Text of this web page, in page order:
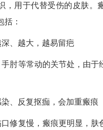
，用于代替受伤的皮肤。
括：
、越大，越易留疤
手肘等常动的关节处，由于
、反复抠痂，会加重瘢痕
修复慢，瘢痕更明显，肤